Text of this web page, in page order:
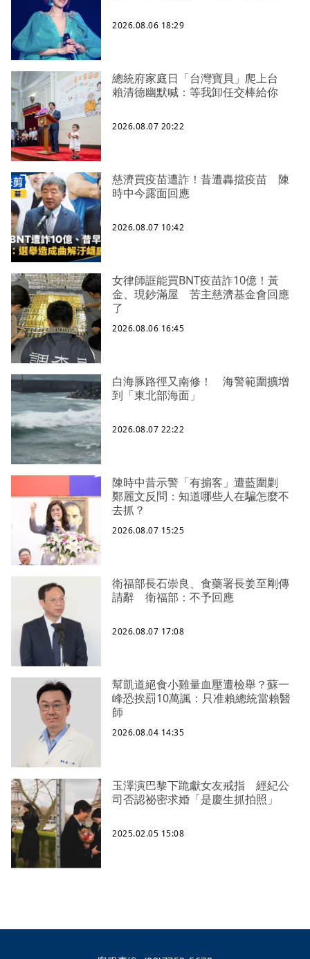
2026.08.06 18:29
總統府家庭日「台灣寶貝」爬上台
賴清德幽默喊：等我卸任交棒給你
2026.08.07 20:22
慈濟買疫苗遭詐！昔遭轟擋疫苗 陳
時中今露面回應
2026.08.07 10:42
女律師誆能買BNT疫苗詐10億！黃
金、現鈔滿屋 苦主慈濟基金會回應
了
2026.08.06 16:45
白海豚路徑又南修！ 海警範圍擴增
到「東北部海面」
2026.08.07 22:22
陳時中昔示警「有掮客」遭藍圍剿
鄭麗文反問：知道哪些人在騙怎麼不
去抓？
2026.08.07 15:25
衛福部長石崇良、食藥署長姜至剛傳
請辭 衛福部：不予回應
2026.08.07 17:08
幫凱道絕食小雞量血壓遭檢舉？蘇一
峰恐挨罰10萬諷：只准賴總統當賴醫
師
2026.08.04 14:35
玉澤演巴黎下跪獻女友戒指 經紀公
司否認祕密求婚「是慶生抓拍照」
2025.02.05 15:08